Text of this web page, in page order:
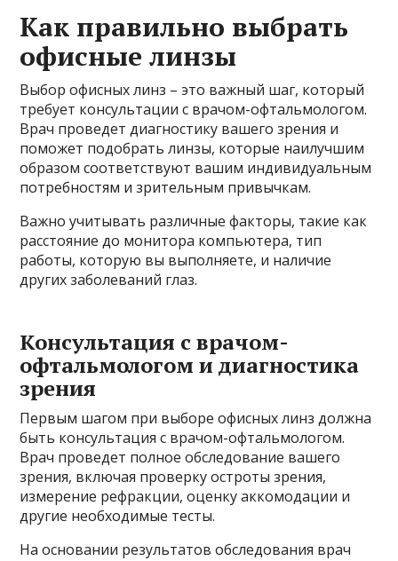
Как правильно выбрать
офисные линзы
Выбор офисных линз – это важный шаг, который
требует консультации с врачом-офтальмологом.
Врач проведет диагностику вашего зрения и
поможет подобрать линзы, которые наилучшим
образом соответствуют вашим индивидуальным
потребностям и зрительным привычкам.
Важно учитывать различные факторы, такие как
расстояние до монитора компьютера, тип
работы, которую вы выполняете, и наличие
других заболеваний глаз.
Консультация с врачом-
офтальмологом и диагностика
зрения
Первым шагом при выборе офисных линз должна
быть консультация с врачом-офтальмологом.
Врач проведет полное обследование вашего
зрения, включая проверку остроты зрения,
измерение рефракции, оценку аккомодации и
другие необходимые тесты.
На основании результатов обследования врач